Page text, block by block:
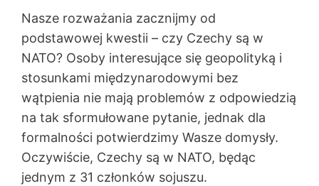
Nasze rozważania zacznijmy od
podstawowej kwestii – czy Czechy są w
NATO? Osoby interesujące się geopolityką i
stosunkami międzynarodowymi bez
wątpienia nie mają problemów z odpowiedzią
na tak sformułowane pytanie, jednak dla
formalności potwierdzimy Wasze domysły.
Oczywiście, Czechy są w NATO, będąc
jednym z 31 członków sojuszu.